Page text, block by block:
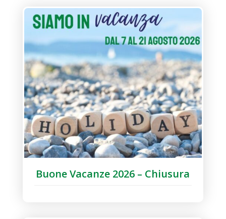
Buone Vacanze 2026 – Chiusura